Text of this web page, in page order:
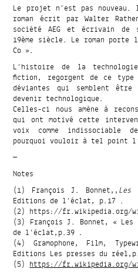
Le projet n’est pas
roman écrit par Walter
société AEG et écrivain de
19ème siècle. Le roman
Co ».
L’histoire de la
fiction, regorgent de ce
déviantes qui semblent
devenir technologique.
Celles-ci nous amène à
qui ont motivé cette
voix comme indissociable
pourquoi vouloir à tel point
—
Notes
(1) François J. Bonnet,,Les
Editions de l’éclat, p.17 .
(2) https://fr.wikipedia.org/
(3) François J. Bonnet, «
de l’éclat,p.39 .
(4) Gramophone, Film,
Editions Les presses du
(5)https://fr.wikipedia.org/